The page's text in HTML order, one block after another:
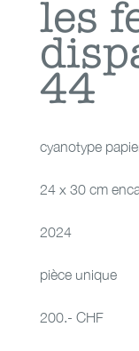
les
44
cyanotype
24 x 30 cm
2024
pièce unique
200.- CHF